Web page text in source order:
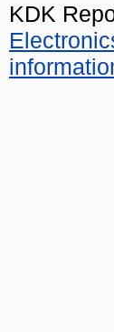
KDK